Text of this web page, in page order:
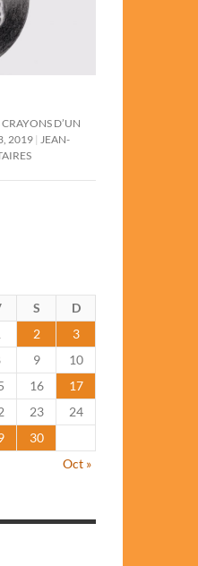
CRAYONS D’UN
2019
JEAN-
S
D
2
3
9
10
16
17
23
24
30
Oct »